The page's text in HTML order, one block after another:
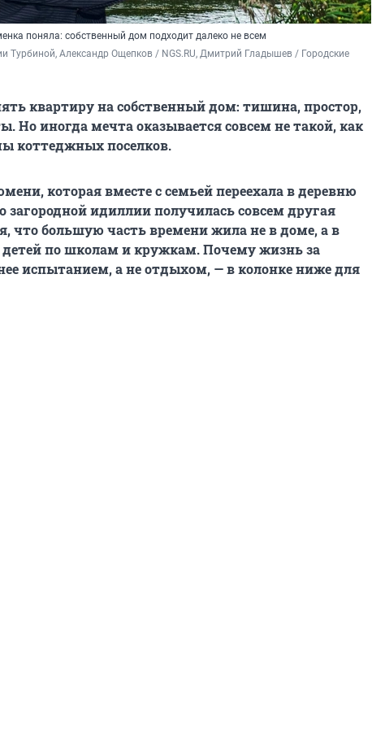
поняла: собственный дом подходит далеко не всем
Турбиной, Александр Ощепков / NGS.RU, Дмитрий Гладышев / Городские
квартиру на собственный дом: тишина, простор,
Но иногда мечта оказывается совсем не такой, как
коттеджных поселков.
которая вместе с семьей переехала в деревню
загородной идиллии получилась совсем другая
что большую часть времени жила не в доме, а в
по школам и кружкам. Почему жизнь за
испытанием, а не отдыхом, — в колонке ниже для